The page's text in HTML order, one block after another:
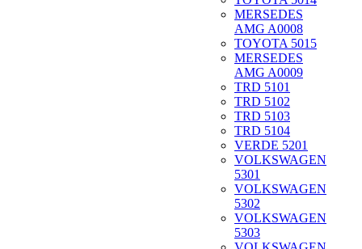
MERSEDES
AMG A0008
TOYOTA 5015
MERSEDES
AMG A0009
TRD 5101
TRD 5102
TRD 5103
TRD 5104
VERDE 5201
VOLKSWAGEN
5301
VOLKSWAGEN
5302
VOLKSWAGEN
5303